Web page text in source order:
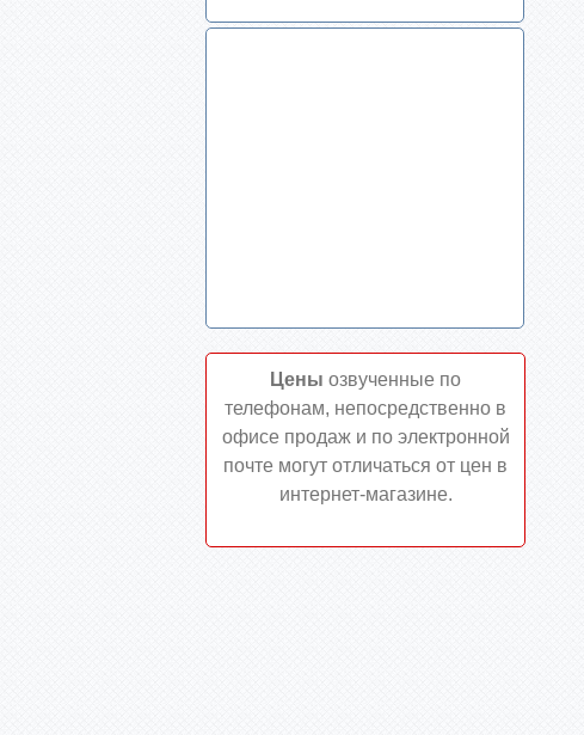
Цены озвученные по
телефонам, непосредственно в
офисе продаж и по электронной
почте могут отличаться от цен в
интернет-магазине.